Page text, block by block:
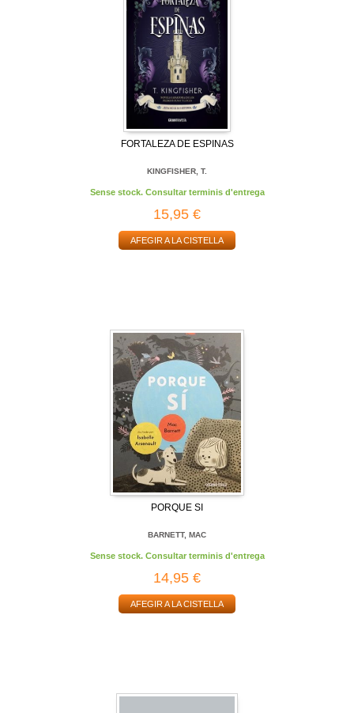
FORTALEZA DE ESPINAS
KINGFISHER, T.
Sense stock. Consultar terminis d'entrega
15,95 €
AFEGIR A LA CISTELLA
PORQUE SI
BARNETT, MAC
Sense stock. Consultar terminis d'entrega
14,95 €
AFEGIR A LA CISTELLA